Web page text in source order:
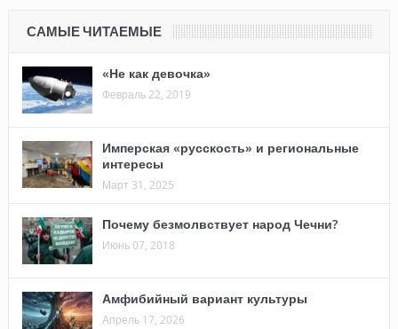
САМЫЕ ЧИТАЕМЫЕ
«Не как девочка»
Февраль 22, 2019
Имперская «русскость» и региональные
интересы
Март 31, 2025
Почему безмолвствует народ Чечни?
Июнь 07, 2018
Амфибийный вариант культуры
Апрель 17, 2026